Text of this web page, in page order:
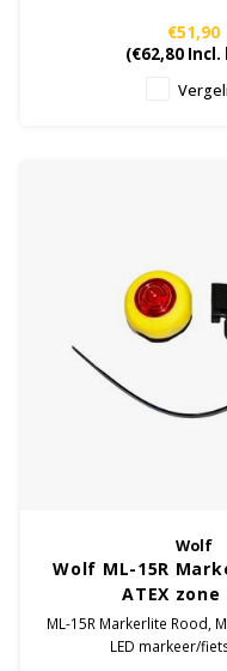
€51,90
(€62,80Incl.
Wolf
Wolf ML-15R
ATEX zone
ML-15R Markerlite Rood,
LED markeer/